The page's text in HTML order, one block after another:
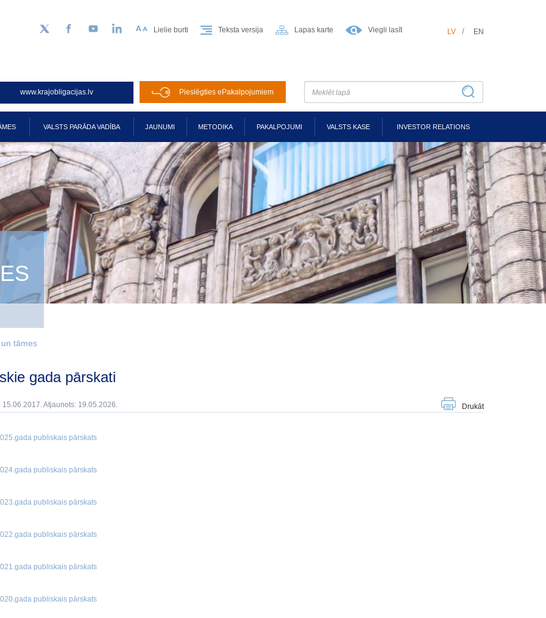
Sekojiet mums Twitter
FacebookYouTubeLinkedIn Lielie burti Teksta versija Lapas karte Viegli lasīt LV EN
www.krajobligacijas.lv Pieslēgties ePakalpojumiem
VALSTS PARĀDA VADĪBA JAUNUMI METODIKA PAKALPOJUMI VALSTS KASE INVESTOR RELATIONS
tāmes
gada pārskati
15.06.2017. Atjaunots: 19.05.2026. Drukāt
publiskais pārskats
publiskais pārskats
publiskais pārskats
publiskais pārskats
publiskais pārskats
publiskais pārskats